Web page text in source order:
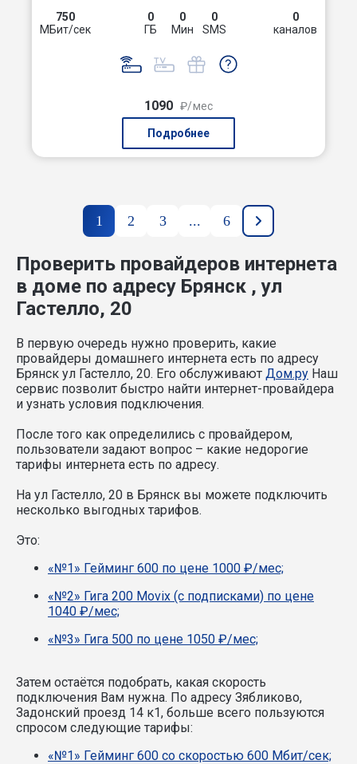
750
МБит/сек
0
ГБ
0
Мин
0
SMS
0
каналов
1090 ₽/мес
Подробнее
1 2 3 ... 6
Проверить провайдеров интернета
в доме по адресу Брянск , ул
Гастелло, 20
В первую очередь нужно проверить, какие
провайдеры домашнего интернета есть по адресу
Брянск ул Гастелло, 20. Его обслуживают Дом.ру Наш
сервис позволит быстро найти интернет-провайдера
и узнать условия подключения.
После того как определились с провайдером,
пользователи задают вопрос – какие недорогие
тарифы интернета есть по адресу.
На ул Гастелло, 20 в Брянск вы можете подключить
несколько выгодных тарифов.
Это:
«№1» Гейминг 600 по цене 1000 ₽/мес;
«№2» Гига 200 Movix (с подписками) по цене
1040 ₽/мес;
«№3» Гига 500 по цене 1050 ₽/мес;
Затем остаётся подобрать, какая скорость
подключения Вам нужна. По адресу Зябликово,
Задонский проезд 14 к1, больше всего пользуются
спросом следующие тарифы:
«№1» Гейминг 600 со скоростью 600 Мбит/сек;